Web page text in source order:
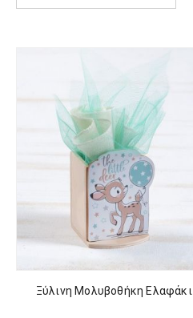
Ξύλινη Μολυβοθήκη Ελαφάκι